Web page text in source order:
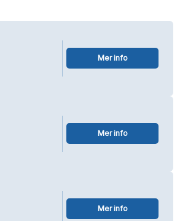
Mer info
Mer info
Mer info